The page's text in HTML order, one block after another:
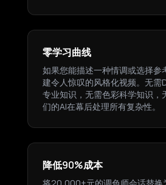
零学习曲线
如果您能描述一种情调或选择参
建令人惊叹的风格化视频。无需
专业知识，无需色彩科学知识，
们的AI在幕后处理所有复杂性。
降低90%成本